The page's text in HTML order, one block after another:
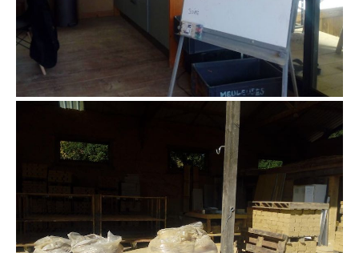
démontage d’une cloison torchis